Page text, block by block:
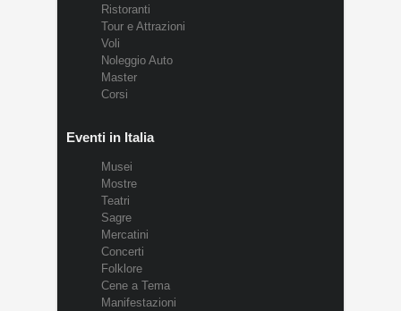
Ristoranti
Tour e Attrazioni
Voli
Noleggio Auto
Master
Corsi
Eventi in Italia
Musei
Mostre
Teatri
Sagre
Mercatini
Concerti
Folklore
Cene a Tema
Manifestazioni